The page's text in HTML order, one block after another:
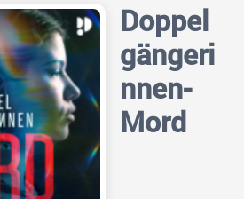
Doppel
gängeri
nnen-
Mord